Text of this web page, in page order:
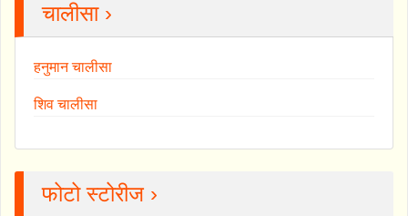
चालीसा ›
हनुमान चालीसा
शिव चालीसा
फोटो स्टोरीज ›